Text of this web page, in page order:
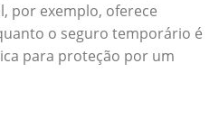
por exemplo, oferece
o seguro temporário é
para proteção por um